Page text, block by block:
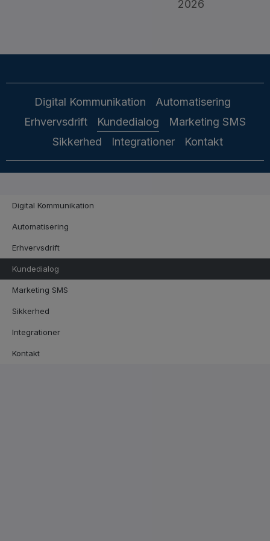
2026
Digital Kommunikation
Automatisering
Erhvervsdrift
Kundedialog
Marketing SMS
Sikkerhed
Integrationer Kontakt
Digital Kommunikation
Automatisering
Erhvervsdrift
Kundedialog
Marketing SMS
Sikkerhed
Integrationer
Kontakt